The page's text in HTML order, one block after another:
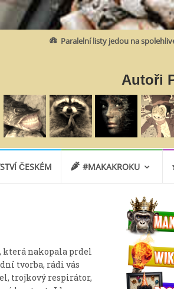
Skip Paralelní listy jedou na
Autoři
ČESKÉM #MAKAKROKU
která nakopala prdel
tvorba, rádi vás
trojkový respirátor,